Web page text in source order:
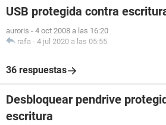
USB protegida contra
auroris - 4 oct 2008 a las 16:20
rafa - 4 jul 2020 a las 05:55
36 respuestas
Desbloquear pendrive
escritura